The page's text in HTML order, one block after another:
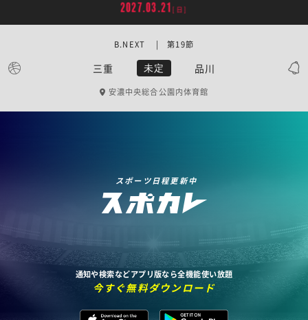
2027.03.21 [日]
三重 未定 品川
B.NEXT | 第19節
安濃中央総合公園内体育館
スポーツ日程更新中
通知や検索などアプリ版なら全機能使い放題
今すぐ無料ダウンロード